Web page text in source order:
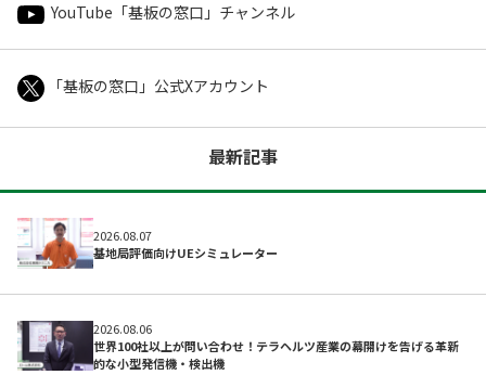
初めての方へ
YouTube「基板の窓口」チャンネル
「基板の窓口」公式Xアカウント
最新記事
2026.08.07
基地局評価向けUEシミュレーター
2026.08.06
世界100社以上が問い合わせ！テラヘルツ産業の幕開けを告げる革新
的な小型発信機・検出機